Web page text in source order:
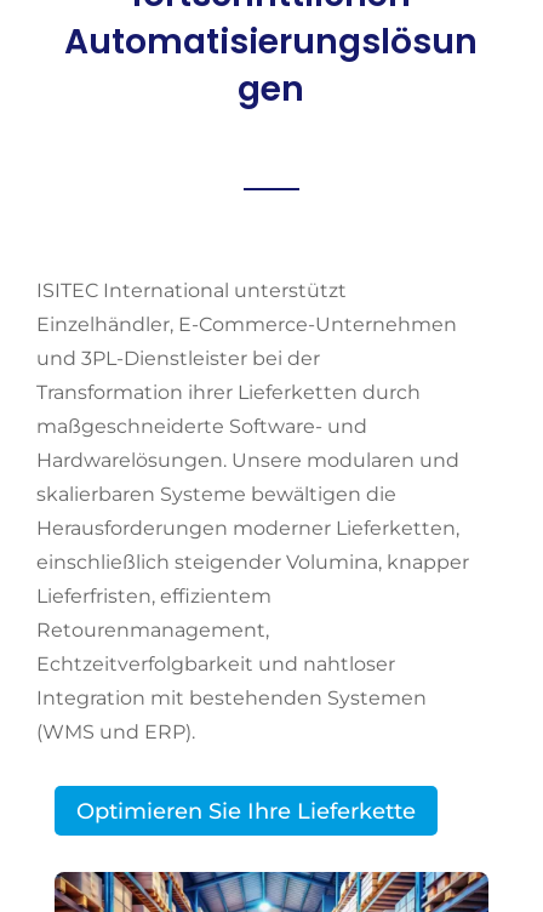
Automatisierungslösun
gen
ISITEC International unterstützt
Einzelhändler, E-Commerce-Unternehmen
und 3PL-Dienstleister bei der
Transformation ihrer Lieferketten durch
maßgeschneiderte Software- und
Hardwarelösungen. Unsere modularen und
skalierbaren Systeme bewältigen die
Herausforderungen moderner Lieferketten,
einschließlich steigender Volumina, knapper
Lieferfristen, effizientem
Retourenmanagement,
Echtzeitverfolgbarkeit und nahtloser
Integration mit bestehenden Systemen
(WMS und ERP).
Optimieren Sie Ihre Lieferkette